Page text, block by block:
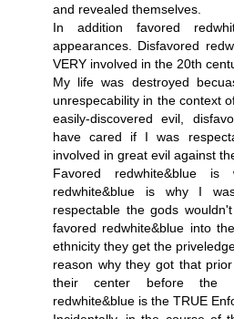
and revealed themselves.
In addition favored
appearances. Disfavored
VERY involved in the 20th
My life was destroyed
unrespecability in the context
easily-discovered evil,
have cared if I was
involved in great evil against
Favored redwhite&blue
redwhite&blue is why I
respectable the gods
favored redwhite&blue into
ethnicity they get the
reason why they got that
their center before the
redwhite&blue is the TRUE